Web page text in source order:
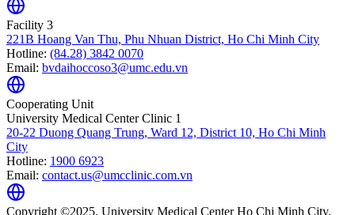
Facility 3
221B Hoang Van Thu, Phu Nhuan District, Ho Chi Minh City
Hotline: (84.28) 3842 0070
Email: bvdaihoccoso3@umc.edu.vn
Cooperating Unit
University Medical Center Clinic 1
20-22 Duong Quang Trung, Ward 12, District 10, Ho Chi Minh
City
Hotline: 1900 6923
Email: contact.us@umcclinic.com.vn
Copyright ©2025. University Medical Center Ho Chi Minh City.